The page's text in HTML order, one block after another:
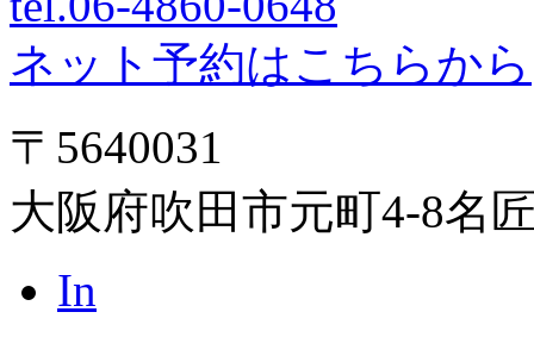
ネット予約はこちらから
〒5640031
大阪府吹田市元町4-8名
In